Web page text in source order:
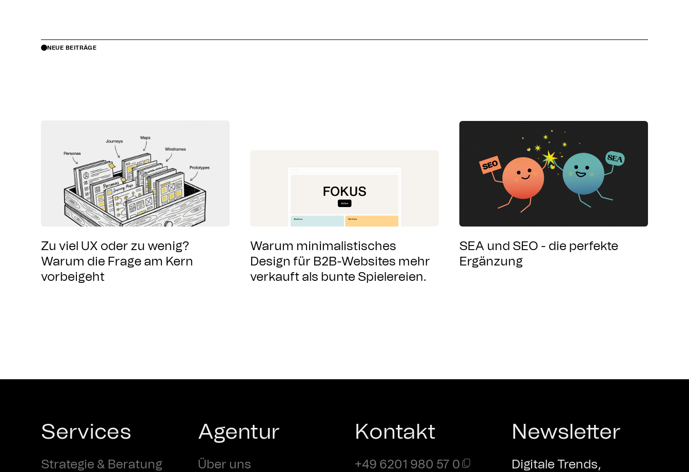
NEUE BEITRÄGE
Zu viel UX oder zu wenig?
Warum die Frage am Kern
vorbeigeht
Warum minimalistisches
Design für B2B-Websites mehr
verkauft als bunte Spielereien.
SEA und SEO - die perfekte
Ergänzung
Services
Strategie & Beratung
Agentur
Über uns
Kontakt
+49 6201 980 57 0
Newsletter
Digitale Trends,